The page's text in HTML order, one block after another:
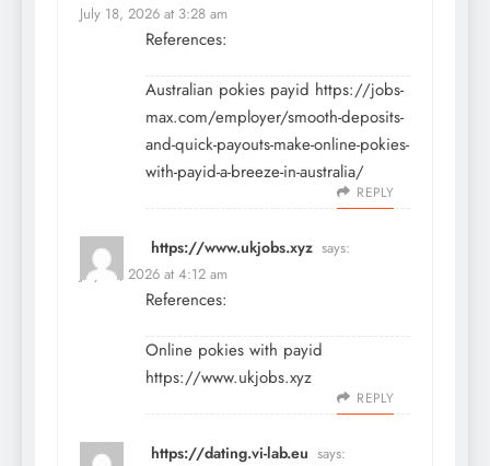
July 18, 2026 at 3:28 am
References:
Australian pokies payid https://jobs-
max.com/employer/smooth-deposits-
and-quick-payouts-make-online-pokies-
with-payid-a-breeze-in-australia/
REPLY
https://www.ukjobs.xyz says:
July 18, 2026 at 4:12 am
References:
Online pokies with payid
https://www.ukjobs.xyz
REPLY
https://dating.vi-lab.eu says: